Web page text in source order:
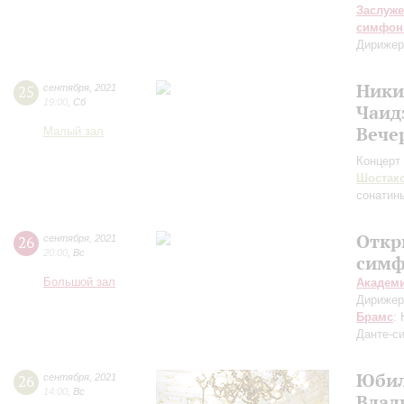
25 сентября 2021
19:00 Сб
Малый зал
26 сентября 2021
20:00 Вс
Большой зал
Брамс:
Данте-
26 сентября 2021
14:00 Вс